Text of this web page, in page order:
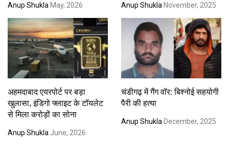
Anup Shukla May, 2026 Anup Shukla November, 2025
अहमदाबाद एयरपोर्ट पर बड़ा
खुलासा, इंडिगो फ्लाइट के टॉयलेट
से मिला करोड़ों का सोना
Anup Shukla June, 2026
चंडीगढ़ में गैंग वॉर: बिश्नोई सहयोगी
पैरी की हत्या
Anup Shukla December, 2025